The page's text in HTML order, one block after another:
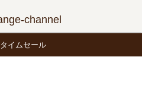
channel
イムセール